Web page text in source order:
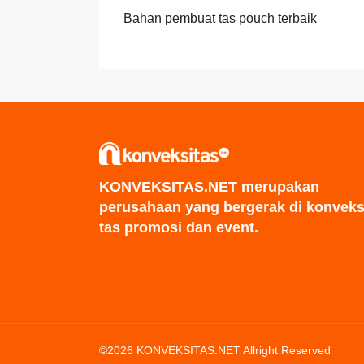
Bahan pembuat tas pouch terbaik
KONVEKSITAS.NET merupakan
perusahaan yang bergerak di
tas promosi dan event.
©2026 KONVEKSITAS.NET Allright Reserved